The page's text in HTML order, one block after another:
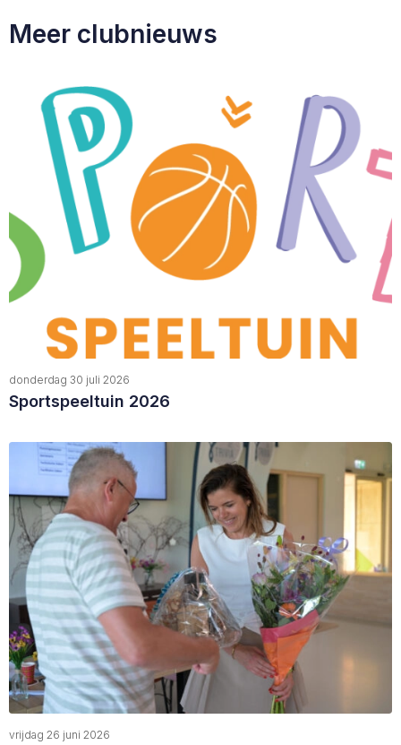
Meer clubnieuws
donderdag 30 juli 2026
Sportspeeltuin 2026
vrijdag 26 juni 2026